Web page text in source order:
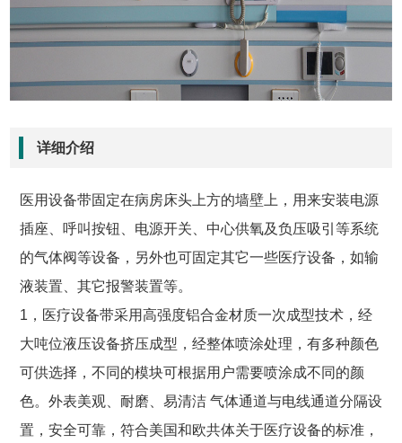
详细介绍
医用设备带固定在病房床头上方的墙壁上，用来安装电源
插座、呼叫按钮、电源开关、中心供氧及负压吸引等系统
的气体阀等设备，另外也可固定其它一些医疗设备，如输
液装置、其它报警装置等。
1，医疗设备带采用高强度铝合金材质一次成型技术，经
大吨位液压设备挤压成型，经整体喷涂处理，有多种颜色
可供选择，不同的模块可根据用户需要喷涂成不同的颜
色。外表美观、耐磨、易清洁 气体通道与电线通道分隔设
置，安全可靠，符合美国和欧共体关于医疗设备的标准，